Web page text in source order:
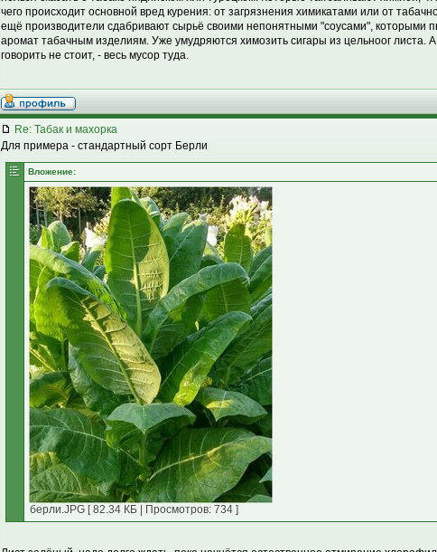
чего происходит основной вред курения: от загрязнения химикатами или от
ещё производители сдабривают сырьё своими непонятными "соусами", которыми
аромат табачным изделиям. Уже умудряются химозить сигары из цельноог листа.
говорить не стоит, - весь мусор туда.
Re: Табак и махорка
Для примера - стандартный сорт Берли
Вложение:
берли.JPG [ 82.34 КБ | Просмотров: 734 ]